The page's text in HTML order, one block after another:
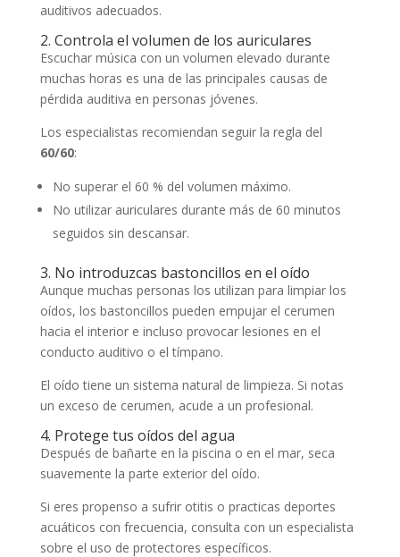
auditivos adecuados.
2. Controla el volumen de los auriculares
Escuchar música con un volumen elevado durante
muchas horas es una de las principales causas de
pérdida auditiva en personas jóvenes.
Los especialistas recomiendan seguir la regla del
60/60:
No superar el 60 % del volumen máximo.
No utilizar auriculares durante más de 60 minutos
seguidos sin descansar.
3. No introduzcas bastoncillos en el oído
Aunque muchas personas los utilizan para limpiar los
oídos, los bastoncillos pueden empujar el cerumen
hacia el interior e incluso provocar lesiones en el
conducto auditivo o el tímpano.
El oído tiene un sistema natural de limpieza. Si notas
un exceso de cerumen, acude a un profesional.
4. Protege tus oídos del agua
Después de bañarte en la piscina o en el mar, seca
suavemente la parte exterior del oído.
Si eres propenso a sufrir otitis o practicas deportes
acuáticos con frecuencia, consulta con un especialista
sobre el uso de protectores específicos.